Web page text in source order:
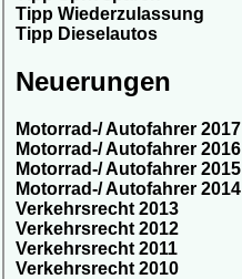
Tipp Wiederzulassung
Tipp Dieselautos
Neuerungen
Motorrad-/ Autofahrer 2017
Motorrad-/ Autofahrer 2016
Motorrad-/ Autofahrer 2015
Motorrad-/ Autofahrer 2014
Verkehrsrecht 2013
Verkehrsrecht 2012
Verkehrsrecht 2011
Verkehrsrecht 2010